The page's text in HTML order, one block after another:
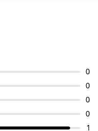
0
0
0
0
1